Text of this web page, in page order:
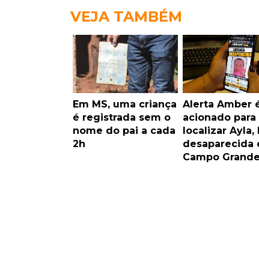
VEJA TAMBÉM
Em MS, uma criança
é registrada sem o
nome do pai a cada
2h
Alerta Amber
acionado para
localizar Ayla,
desaparecida
Campo Grande